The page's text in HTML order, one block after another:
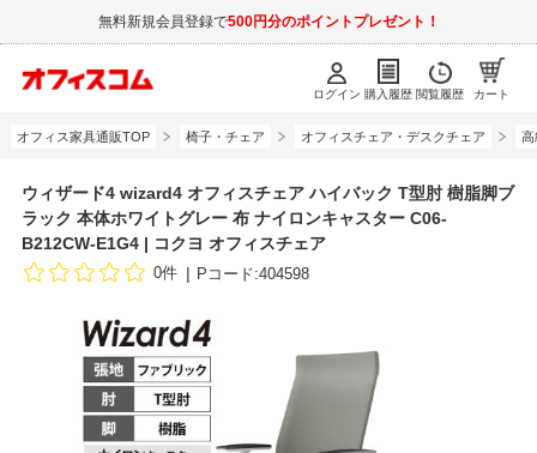
無料新規会員登録で500円分のポイントプレゼント！
ログイン 購入履歴 閲覧履歴 カート
オフィス家具通販TOP 椅子・チェア オフィスチェア・デスクチェア 高
ウィザード4 wizard4 オフィスチェア ハイバック T型肘 樹脂脚ブ
ラック 本体ホワイトグレー 布 ナイロンキャスター C06-
B212CW-E1G4 | コクヨ オフィスチェア
0件 Pコード:404598